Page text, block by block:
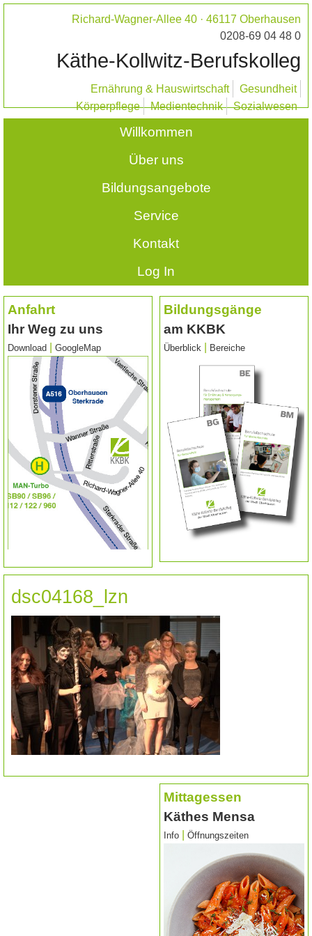
Richard-Wagner-Allee 40 · 46117 Oberhausen
0208-69 04 48 0
Käthe-Kollwitz-Berufskolleg
Ernährung & Hauswirtschaft
Gesundheit
Körperpflege
Medientechnik Sozialwesen
Willkommen
Über uns
Bildungsangebote
Service
Kontakt
Log In
Anfahrt
Ihr Weg zu uns
Download GoogleMap
Bildungsgänge
am KKBK
Überblick Bereiche
dsc04168_lzn
Mittagessen
Käthes Mensa
Info Öffnungszeiten